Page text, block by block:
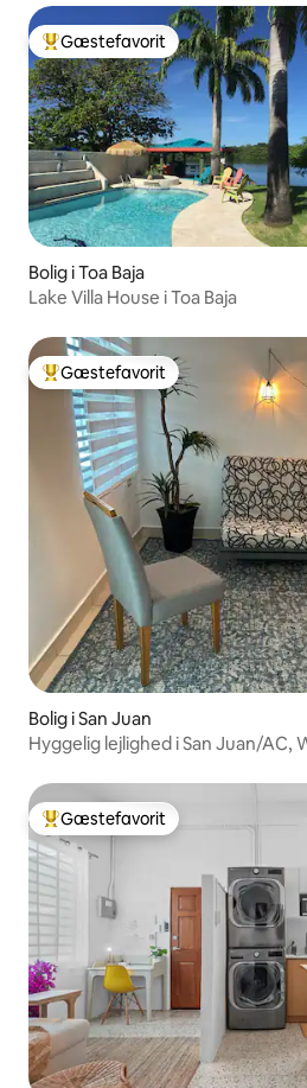
Bedste gæstefavorit
Gæstefavorit
Bolig i Toa Baja
Lake Villa House i Toa Baja
Bedste gæstefavorit
Gæstefavorit
Bolig i San Juan
Hyggelig lejlighed i San Juan/AC,
Bedste gæstefavorit
Gæstefavorit